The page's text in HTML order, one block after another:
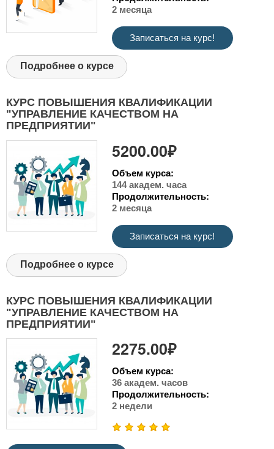
2 месяца
Записаться на курс!
Подробнее о курсе
КУРС ПОВЫШЕНИЯ КВАЛИФИКАЦИИ
"УПРАВЛЕНИЕ КАЧЕСТВОМ НА
ПРЕДПРИЯТИИ"
5200.00₽
Объем курса:
144 академ. часа
Продолжительность:
2 месяца
Записаться на курс!
Подробнее о курсе
КУРС ПОВЫШЕНИЯ КВАЛИФИКАЦИИ
"УПРАВЛЕНИЕ КАЧЕСТВОМ НА
ПРЕДПРИЯТИИ"
2275.00₽
Объем курса:
36 академ. часов
Продолжительность:
2 недели